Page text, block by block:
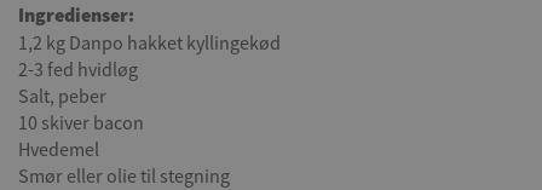
Ingredienser:
1,2 kg Danpo hakket kyllingekød
2-3 fed hvidløg
Salt, peber
10 skiver bacon
Hvedemel
Smør eller olie til stegning